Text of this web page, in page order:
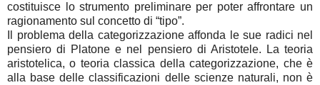
costituisce lo strumento preliminare per poter affrontare un
ragionamento sul concetto di “tipo”.
Il problema della categorizzazione affonda le sue radici nel
pensiero di Platone e nel pensiero di Aristotele. La teoria
aristotelica, o teoria classica della categorizzazione, che è
alla base delle classificazioni delle scienze naturali, non è